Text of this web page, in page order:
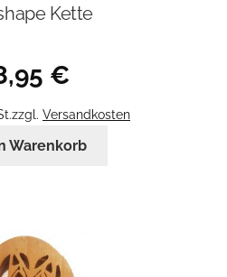
Kette
€
zzgl. Versandkosten
Warenkorb